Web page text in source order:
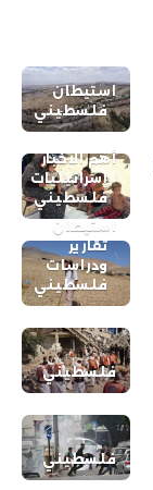
استيطان
فلسطيني
أهم الاخبار
إسرائيليات
فلسطيني
استيطان
تقارير
ودراسات
فلسطيني
فلسطيني
فلسطيني